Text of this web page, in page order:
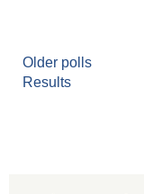
Older polls
Results